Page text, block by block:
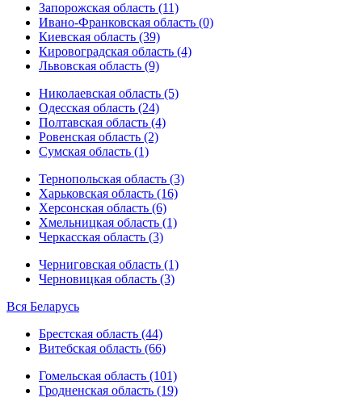
Запорожская область (11)
Ивано-Франковская область (0)
Киевская область (39)
Кировоградская область (4)
Львовская область (9)
Николаевская область (5)
Одесская область (24)
Полтавская область (4)
Ровенская область (2)
Сумская область (1)
Тернопольская область (3)
Харьковская область (16)
Херсонская область (6)
Хмельницкая область (1)
Черкасская область (3)
Черниговская область (1)
Черновицкая область (3)
Вся Беларусь
Брестская область (44)
Витебская область (66)
Гомельская область (101)
Гродненская область (19)